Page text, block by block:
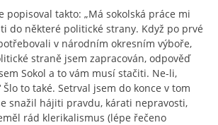
popisoval takto: „Má sokolská práce mi
do některé politické strany. Když po prvé
v národním okresním výboře,
straně jsem zapracován, odpověď
Sokol a to vám musí stačiti. Ne-li,
Šlo to také. Setrval jsem do konce v tom
snažil hájiti pravdu, kárati nepravosti,
rád klerikalismus (lépe řečeno